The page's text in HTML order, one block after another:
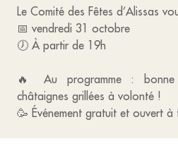
Le Comité des Fêtes d’Alissas
📅 vendredi 31 octobre
🕖 À partir de 19h
🔥 Au programme : bonne
châtaignes grillées à volonté !
🥳 Événement gratuit et ouvert à